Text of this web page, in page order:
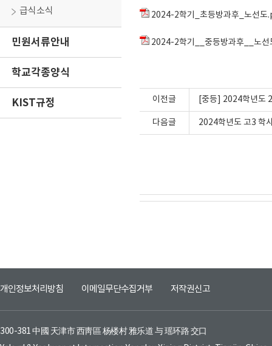
급식소식
민원서류안내
학교각종양식
KIST규정
2024-2학기_초등방과후_노선도
2024-2학기__중등방과후__노
이전글 [중등] 2024학년도
다음글 2024학년도 고3 학
개인정보처리방침 이메일무단수집거부 저작권신고
300-381 中國 天津市 西靑區 杨楼村 雅乐道 与 瑶环路 交口